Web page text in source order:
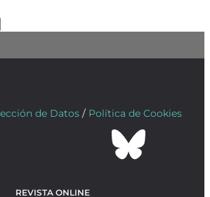
de Datos / Política de Cookies
REVISTA ONLINE